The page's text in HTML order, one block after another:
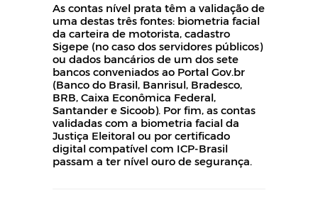
As contas nível prata têm a validação de
uma destas três fontes: biometria facial
da carteira de motorista, cadastro
Sigepe (no caso dos servidores públicos)
ou dados bancários de um dos sete
bancos conveniados ao Portal Gov.br
(Banco do Brasil, Banrisul, Bradesco,
BRB, Caixa Econômica Federal,
Santander e Sicoob). Por fim, as contas
validadas com a biometria facial da
Justiça Eleitoral ou por certificado
digital compatível com ICP-Brasil
passam a ter nível ouro de segurança.